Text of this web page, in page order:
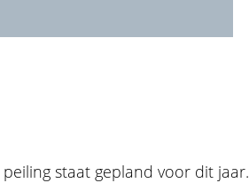
staat gepland voor dit jaar.